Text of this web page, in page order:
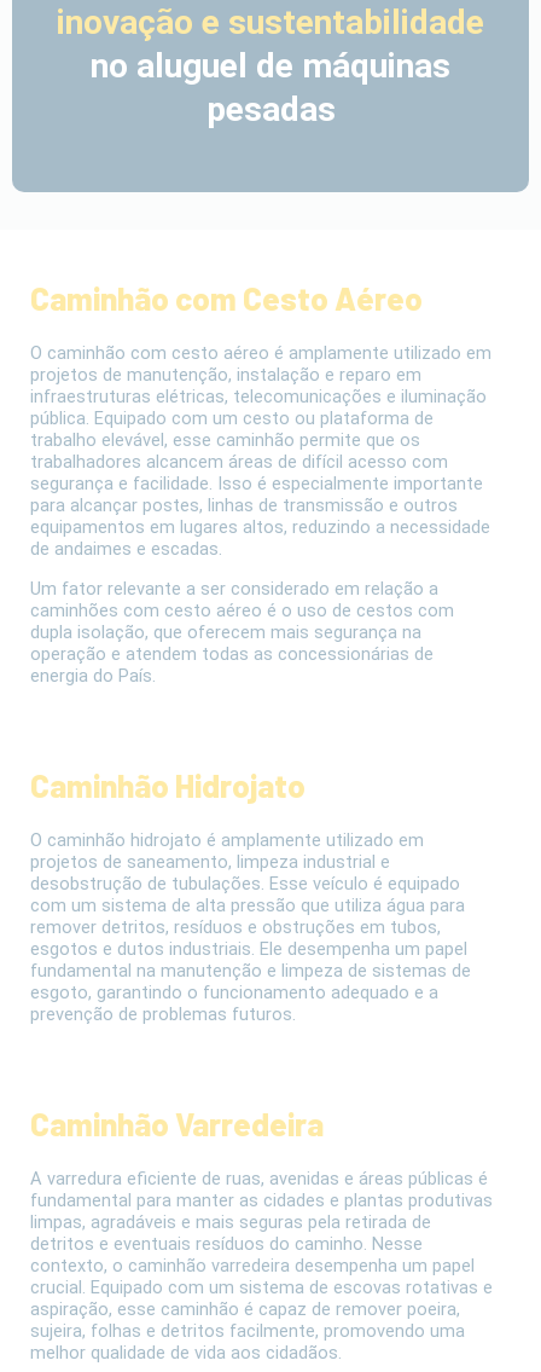
inovação e sustentabilidade
no aluguel de máquinas
pesadas
Caminhão com Cesto Aéreo
O caminhão com cesto aéreo é amplamente utilizado em
projetos de manutenção, instalação e reparo em
infraestruturas elétricas, telecomunicações e iluminação
pública. Equipado com um cesto ou plataforma de
trabalho elevável, esse caminhão permite que os
trabalhadores alcancem áreas de difícil acesso com
segurança e facilidade. Isso é especialmente importante
para alcançar postes, linhas de transmissão e outros
equipamentos em lugares altos, reduzindo a necessidade
de andaimes e escadas.
Um fator relevante a ser considerado em relação a
caminhões com cesto aéreo é o uso de cestos com
dupla isolação, que oferecem mais segurança na
operação e atendem todas as concessionárias de
energia do País.
Caminhão Hidrojato
O caminhão hidrojato é amplamente utilizado em
projetos de saneamento, limpeza industrial e
desobstrução de tubulações. Esse veículo é equipado
com um sistema de alta pressão que utiliza água para
remover detritos, resíduos e obstruções em tubos,
esgotos e dutos industriais. Ele desempenha um papel
fundamental na manutenção e limpeza de sistemas de
esgoto, garantindo o funcionamento adequado e a
prevenção de problemas futuros.
Caminhão Varredeira
A varredura eficiente de ruas, avenidas e áreas públicas é
fundamental para manter as cidades e plantas produtivas
limpas, agradáveis e mais seguras pela retirada de
detritos e eventuais resíduos do caminho. Nesse
contexto, o caminhão varredeira desempenha um papel
crucial. Equipado com um sistema de escovas rotativas e
aspiração, esse caminhão é capaz de remover poeira,
sujeira, folhas e detritos facilmente, promovendo uma
melhor qualidade de vida aos cidadãos.